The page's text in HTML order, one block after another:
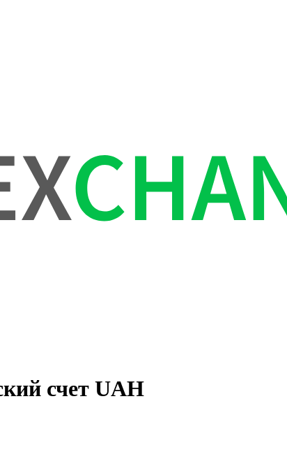
счет UAH